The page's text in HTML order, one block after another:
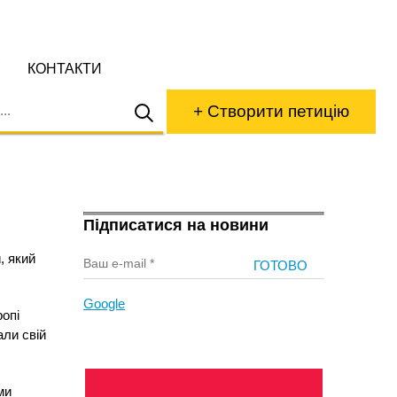
КОНТАКТИ
+ Створити петицію
Підписатися на новини
Google
який
свій